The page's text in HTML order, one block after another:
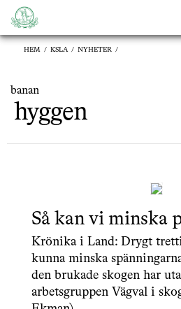
HEM / KSLA / NYHETER /
banan
hyggen
Så kan vi minska
Krönika i Land: Drygt
kunna minska
den brukade skogen har
arbetsgruppen Vägval i